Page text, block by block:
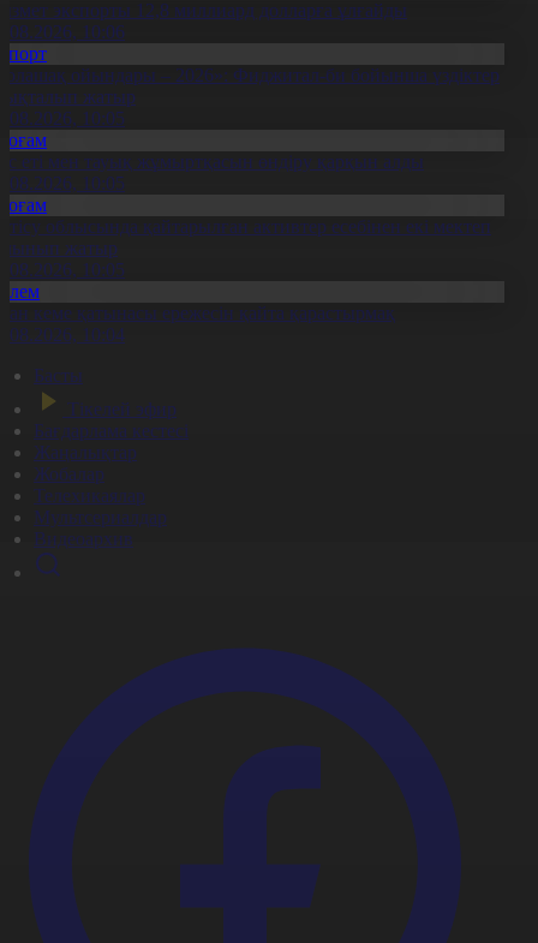
экспорты 12,8 миллиард долларға ұлғайды
10:06
ойындары – 2026»: Фиджитал-би бойынша үздіктер
жатыр
10:05
еті мен тауық жұмыртқасын өндіру қарқын алды
10:05
облысында қайтарылған активтер есебінен екі мектеп
жатыр
10:05
кеме қатынасы ережесін қайта қарастырмақ
10:04
Басты
Тікелей эфир
Бағдарлама кестесі
Жаңалықтар
Жобалар
Телехикаялар
Мультсериалдар
Видеоархив